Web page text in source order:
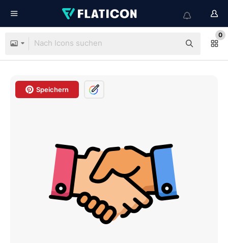
0
Speichern